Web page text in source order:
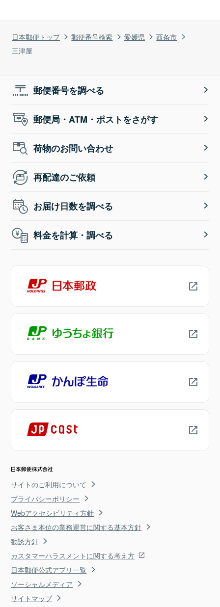
日本郵便トップ 郵便番号検索 愛媛県
西条市
三津屋
郵便番号を調べる
郵便局・ATM・ポストをさがす
荷物のお問い合わせ
再配達のご依頼
お届け日数を調べる
料金を計算・調べる
サイトのご利用について
プライバシーポリシー
Webアクセシビリティ方針
お客さま本位の業務運営に関する基本方針
勧誘方針
カスタマーハラスメントに関する考え方
日本郵便公式アプリ一覧
ソーシャルメディア
サイトマップ